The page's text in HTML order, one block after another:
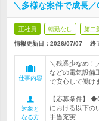
＼多様な案件で成長／
正社員 転勤なし 第二
情報更新日：2026/07/07 終
仕事内容
＼残業少なめ！
などの電気設備
で安心して働け
対象と
なる方
【応募条件】
における以下の
手当充実